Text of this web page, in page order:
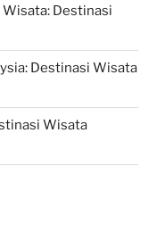
Destinasi
Destinasi Wisata
Wisata